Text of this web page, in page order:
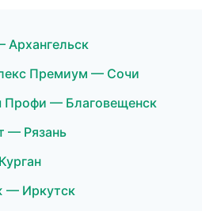
Премиум — Сочи
Профи — Благовещенск
— Рязань
— Иркутск